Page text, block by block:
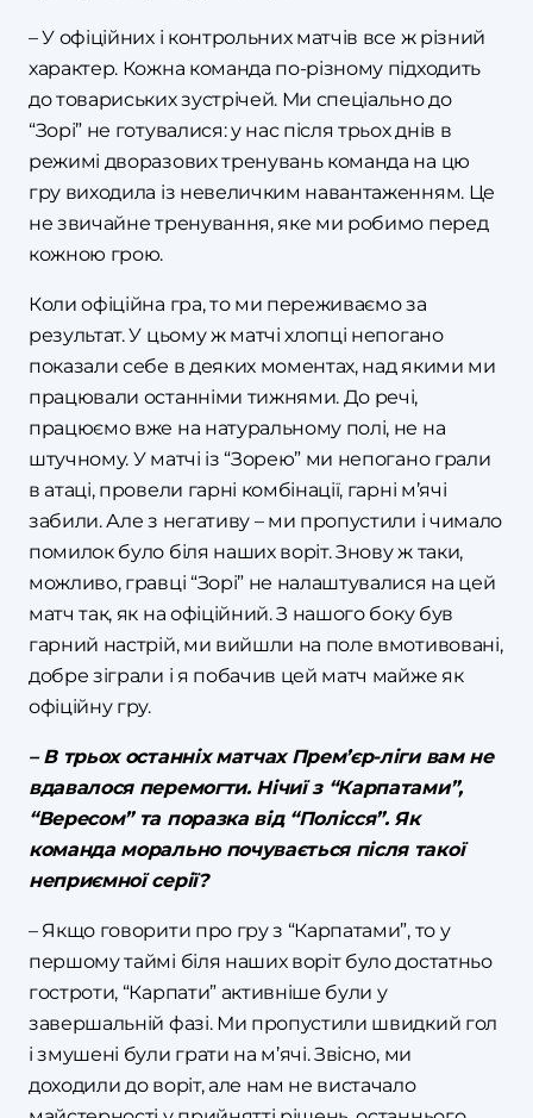
– У офіційних і контрольних матчів все ж різний
характер. Кожна команда по-різному підходить
до товариських зустрічей. Ми спеціально до
“Зорі” не готувалися: у нас після трьох днів в
режимі дворазових тренувань команда на цю
гру виходила із невеличким навантаженням. Це
не звичайне тренування, яке ми робимо перед
кожною грою.
Коли офіційна гра, то ми переживаємо за
результат. У цьому ж матчі хлопці непогано
показали себе в деяких моментах, над якими ми
працювали останніми тижнями. До речі,
працюємо вже на натуральному полі, не на
штучному. У матчі із “Зорею” ми непогано грали
в атаці, провели гарні комбінації, гарні м’ячі
забили. Але з негативу – ми пропустили і чимало
помилок було біля наших воріт. Знову ж таки,
можливо, гравці “Зорі” не налаштувалися на цей
матч так, як на офіційний. З нашого боку був
гарний настрій, ми вийшли на поле вмотивовані,
добре зіграли і я побачив цей матч майже як
офіційну гру.
– В трьох останніх матчах Прем’єр-ліги вам не
вдавалося перемогти. Нічиї з “Карпатами”,
“Вересом” та поразка від “Полісся”. Як
команда морально почувається після такої
неприємної серії?
– Якщо говорити про гру з “Карпатами”, то у
першому таймі біля наших воріт було достатньо
гостроти, “Карпати” активніше були у
завершальній фазі. Ми пропустили швидкий гол
і змушені були грати на м’ячі. Звісно, ми
доходили до воріт, але нам не вистачало